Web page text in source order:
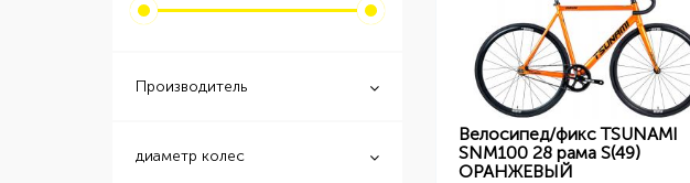
Производитель
диаметр колес
Велосипед/фикс TSUNAMI
SNM100 28 рама S(49)
ОРАНЖЕВЫЙ